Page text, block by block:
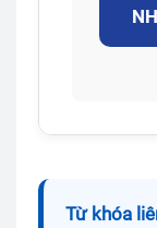
Từ khóa